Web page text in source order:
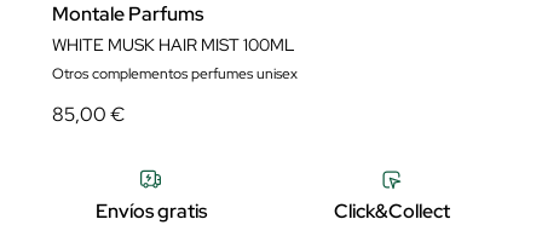
Montale Parfums
WHITE MUSK HAIR MIST 100ML
Otros complementos perfumes unisex
85,00 €
Envíos gratis Click&Collect